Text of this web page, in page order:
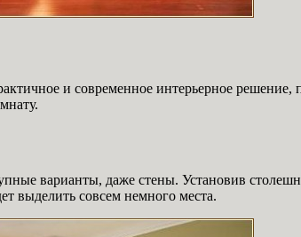
и современное интерьерное решение,
варианты, даже стены. Установив
выделить совсем немного места.